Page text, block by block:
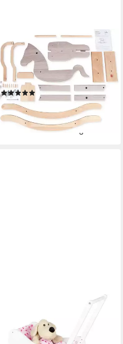
PINOLINO®
Schaukelpferd Pinolino,
grau/natur, aus Holz; Made in
Europe
(1)
133,01 €
-24%
lieferbar - in 6-8 Werktagen bei dir